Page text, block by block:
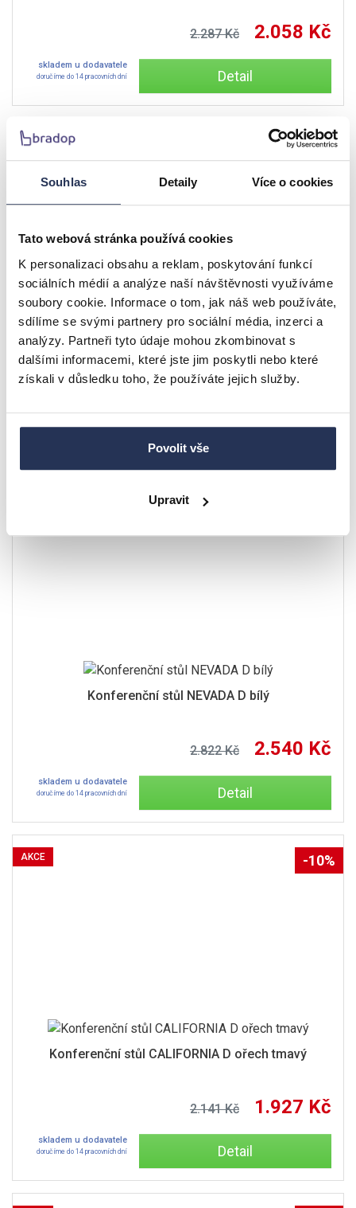
Souhlas Detaily Více o cookies
Tato webová stránka používá cookies
K personalizaci obsahu a reklam, poskytování funkcí
sociálních médií a analýze naší návštěvnosti využíváme
soubory cookie. Informace o tom, jak náš web používáte,
sdílíme se svými partnery pro sociální média, inzerci a
analýzy. Partneři tyto údaje mohou zkombinovat s
dalšími informacemi, které jste jim poskytli nebo které
získali v důsledku toho, že používáte jejich služby.
Povolit vše
Upravit
2.287 Kč 2.058 Kč
skladem u dodavatele
doručíme do 14 pracovních dní Detail
Konferenční stůl NEVADA D ořech tmavý
2.646 Kč
AKCE -6.25%
Konferenční stůl NEVADA D bílý
2.822 Kč 2.540 Kč
skladem u dodavatele
doručíme do 14 pracovních dní Detail
Konferenční stůl CALIFORNIA D ořech tmavý
2.141 Kč 1.927 Kč
skladem u dodavatele
doručíme do 14 pracovních dní Detail
AKCE -10%